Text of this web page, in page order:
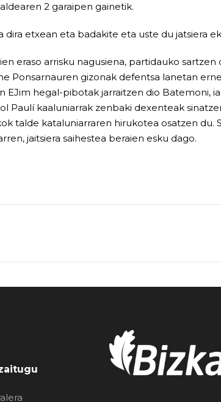
2 garaipen gainetik.
dira etxean eta badakite eta uste du jatsiera
eraso arrisku nagusiena, partidauko sartzen
Ponsarnauren gizonak defentsa lanetan
EJim hegal-pibotak jarraitzen dio Batemoni,
Paulí kaaluniarrak zenbaki dexenteak
talde kataluniarraren hirukotea osatzen du.
jaitsiera saihestea beraien esku dago.